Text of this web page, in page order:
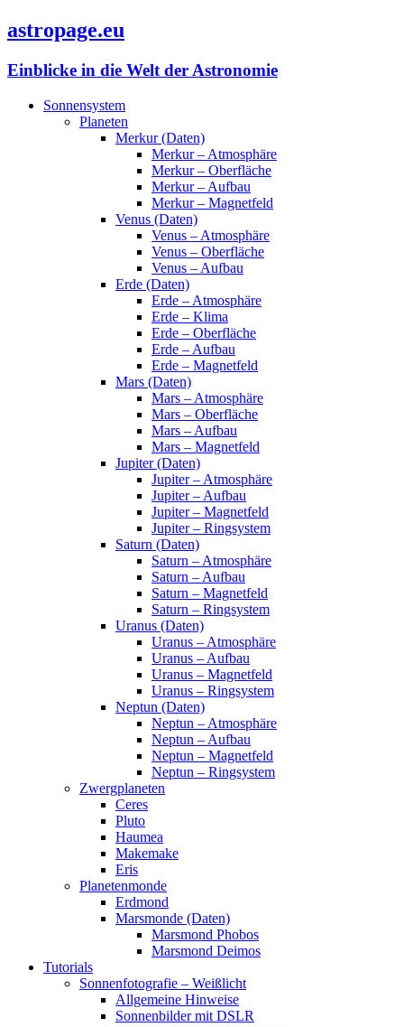
astropage.eu
Einblicke in die Welt der Astronomie
Sonnensystem
Planeten
Merkur (Daten)
Merkur – Atmosphäre
Merkur – Oberfläche
Merkur – Aufbau
Merkur – Magnetfeld
Venus (Daten)
Venus – Atmosphäre
Venus – Oberfläche
Venus – Aufbau
Erde (Daten)
Erde – Atmosphäre
Erde – Klima
Erde – Oberfläche
Erde – Aufbau
Erde – Magnetfeld
Mars (Daten)
Mars – Atmosphäre
Mars – Oberfläche
Mars – Aufbau
Mars – Magnetfeld
Jupiter (Daten)
Jupiter – Atmosphäre
Jupiter – Aufbau
Jupiter – Magnetfeld
Jupiter – Ringsystem
Saturn (Daten)
Saturn – Atmosphäre
Saturn – Aufbau
Saturn – Magnetfeld
Saturn – Ringsystem
Uranus (Daten)
Uranus – Atmosphäre
Uranus – Aufbau
Uranus – Magnetfeld
Uranus – Ringsystem
Neptun (Daten)
Neptun – Atmosphäre
Neptun – Aufbau
Neptun – Magnetfeld
Neptun – Ringsystem
Zwergplaneten
Ceres
Pluto
Haumea
Makemake
Eris
Planetenmonde
Erdmond
Marsmonde (Daten)
Marsmond Phobos
Marsmond Deimos
Tutorials
Sonnenfotografie – Weißlicht
Allgemeine Hinweise
Sonnenbilder mit DSLR